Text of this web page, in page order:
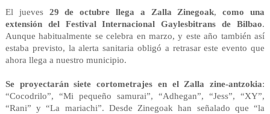
El jueves 29 de octubre llega a Zalla Zinegoak, como una
extensión del Festival Internacional Gaylesbitrans de Bilbao.
Aunque habitualmente se celebra en marzo, y este año también así
estaba previsto, la alerta sanitaria obligó a retrasar este evento que
ahora llega a nuestro municipio.
Se proyectarán siete cortometrajes en el Zalla zine-antzokia:
“Cocodrilo”, “Mi pequeño samurai”, “Adhegan”, “Jess”, “XY”,
“Rani” y “La mariachi”. Desde Zinegoak han señalado que “la